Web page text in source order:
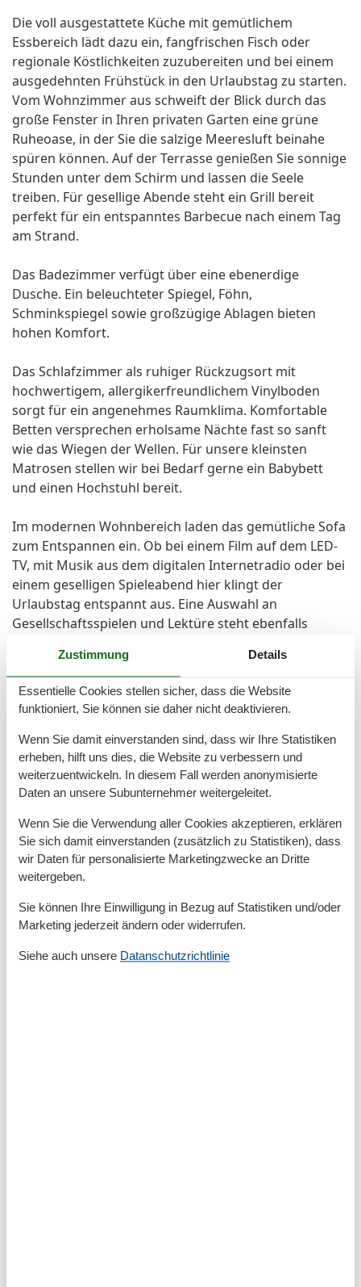
Die voll ausgestattete Küche mit gemütlichem
Essbereich lädt dazu ein, fangfrischen Fisch oder
regionale Köstlichkeiten zuzubereiten und bei einem
ausgedehnten Frühstück in den Urlaubstag zu starten.
Vom Wohnzimmer aus schweift der Blick durch das
große Fenster in Ihren privaten Garten eine grüne
Ruheoase, in der Sie die salzige Meeresluft beinahe
spüren können. Auf der Terrasse genießen Sie sonnige
Stunden unter dem Schirm und lassen die Seele
treiben. Für gesellige Abende steht ein Grill bereit
perfekt für ein entspanntes Barbecue nach einem Tag
am Strand.
Das Badezimmer verfügt über eine ebenerdige
Dusche. Ein beleuchteter Spiegel, Föhn,
Schminkspiegel sowie großzügige Ablagen bieten
hohen Komfort.
Das Schlafzimmer als ruhiger Rückzugsort mit
hochwertigem, allergikerfreundlichem Vinylboden
sorgt für ein angenehmes Raumklima. Komfortable
Betten versprechen erholsame Nächte fast so sanft
wie das Wiegen der Wellen. Für unsere kleinsten
Matrosen stellen wir bei Bedarf gerne ein Babybett
und einen Hochstuhl bereit.
Im modernen Wohnbereich laden das gemütliche Sofa
zum Entspannen ein. Ob bei einem Film auf dem LED-
TV, mit Musik aus dem digitalen Internetradio oder bei
einem geselligen Spieleabend hier klingt der
Urlaubstag entspannt aus. Eine Auswahl an
Gesellschaftsspielen und Lektüre steht ebenfalls
Wunsch mit der Welt verbunden auch wenn hier vor
allem eines zählt: Erholung.
Die Küche ist mit Cerankochfeld, Backofen, Mikrowelle
bestens ausgestattet. Eine gemütlicher Essbereich
rundet das Ganze ab.
Ihr eigener Parkplatz befindet sich direkt an der
Wohnung. Hier erwartet Sie eine Unterkunft mit
maritimem Flair, in der Komfort und Küstenromantik
harmonisch miteinander verschmelzen Ihr Ankerplatz
für eine unvergessliche Auszeit.
Gesamte Ausstattung
Zustimmung Details
Essentielle Cookies stellen sicher, dass die Website
funktioniert, Sie können sie daher nicht deaktivieren.
Wenn Sie damit einverstanden sind, dass wir Ihre Statistiken
erheben, hilft uns dies, die Website zu verbessern und
weiterzuentwickeln. In diesem Fall werden anonymisierte
Daten an unsere Subunternehmer weitergeleitet.
Wenn Sie die Verwendung aller Cookies akzeptieren, erklären
Sie sich damit einverstanden (zusätzlich zu Statistiken), dass
wir Daten für personalisierte Marketingzwecke an Dritte
weitergeben.
Sie können Ihre Einwilligung in Bezug auf Statistiken und/oder
Marketing jederzeit ändern oder widerrufen.
Siehe auch unsere Datanschutzrichtlinie